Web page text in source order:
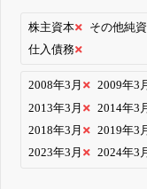
株主資本 その他純
仕入債務
2008年3月 2009年3
2013年3月
2014年3
2018年3月
2019年3
2023年3月
2024年3